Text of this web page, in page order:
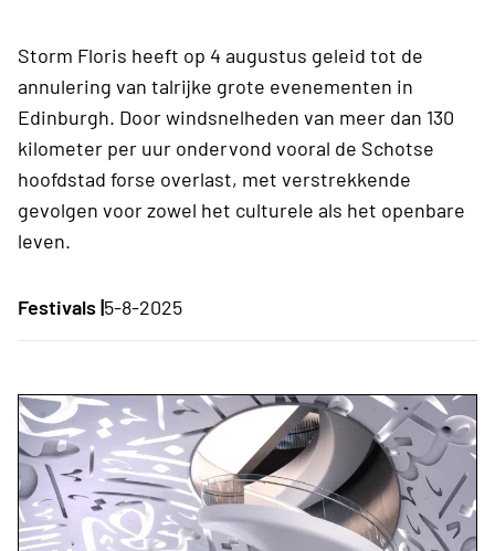
Storm Floris heeft op 4 augustus geleid tot de
annulering van talrijke grote evenementen in
Edinburgh. Door windsnelheden van meer dan 130
kilometer per uur ondervond vooral de Schotse
hoofdstad forse overlast, met verstrekkende
gevolgen voor zowel het culturele als het openbare
leven.
Festivals |5-8-2025